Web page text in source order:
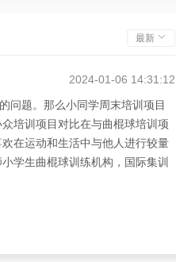
最新
2024-01-06 14:31:12
问题。那么小同学周末培训项目
培训项目对比在与曲棍球培训项
在运动和生活中与他人进行较量
学生曲棍球训练机构，国际集训